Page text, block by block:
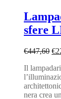
sfere
€447,60 Il
€
Il
nera crea